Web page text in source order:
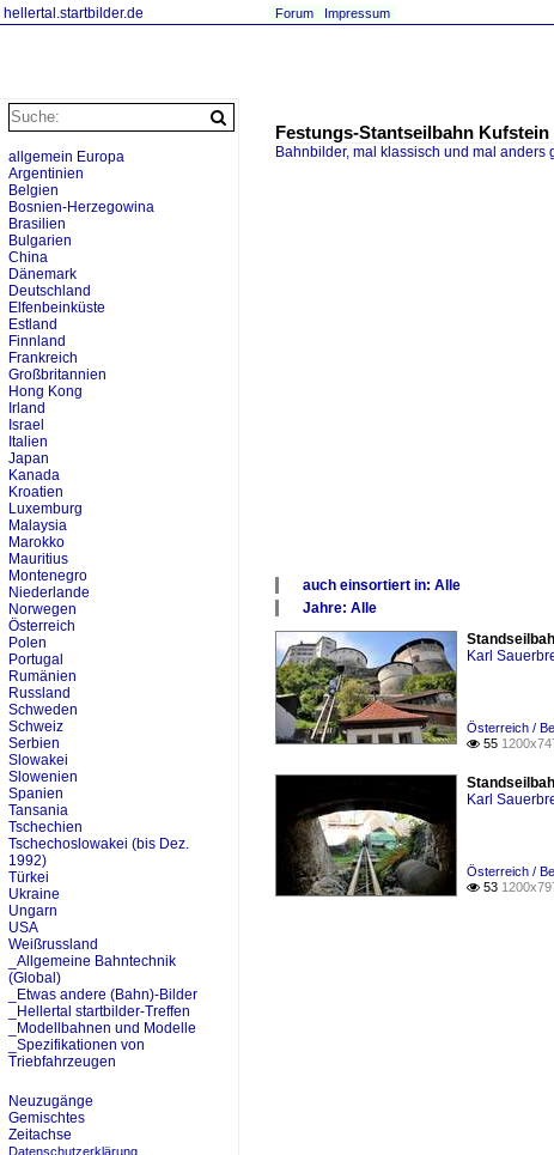
hellertal.startbilder.de Forum Impressum
Festungs-Stantseilbahn Kufstein
Bahnbilder, mal klassisch und mal anders
auch einsortiert in: Alle
Jahre: Alle
Alle Jahre
2020
Karl
Österreich /
 55
Karl
Österreich /
 53
allgemein Europa
Argentinien
Belgien
Bosnien-Herzegowina
Brasilien
Bulgarien
China
Dänemark
Deutschland
Elfenbeinküste
Estland
Finnland
Frankreich
Großbritannien
Hong Kong
Irland
Israel
Italien
Japan
Kanada
Kroatien
Luxemburg
Malaysia
Marokko
Mauritius
Montenegro
Niederlande
Norwegen
Österreich
Polen
Portugal
Rumänien
Russland
Schweden
Schweiz
Serbien
Slowakei
Slowenien
Spanien
Tansania
Tschechien
Tschechoslowakei (bis Dez.
1992)
Türkei
Ukraine
Ungarn
USA
Weißrussland
_Allgemeine Bahntechnik
(Global)
_Etwas andere (Bahn)-Bilder
_Hellertal startbilder-Treffen
_Modellbahnen und Modelle
_Spezifikationen von
Triebfahrzeugen
Neuzugänge
Gemischtes
Zeitachse
Datenschutzerklärung